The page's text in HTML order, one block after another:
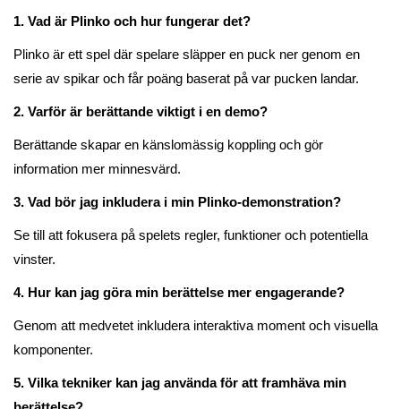
1. Vad är Plinko och hur fungerar det?
Plinko är ett spel där spelare släpper en puck ner genom en
serie av spikar och får poäng baserat på var pucken landar.
2. Varför är berättande viktigt i en demo?
Berättande skapar en känslomässig koppling och gör
information mer minnesvärd.
3. Vad bör jag inkludera i min Plinko-demonstration?
Se till att fokusera på spelets regler, funktioner och potentiella
vinster.
4. Hur kan jag göra min berättelse mer engagerande?
Genom att medvetet inkludera interaktiva moment och visuella
komponenter.
5. Vilka tekniker kan jag använda för att framhäva min